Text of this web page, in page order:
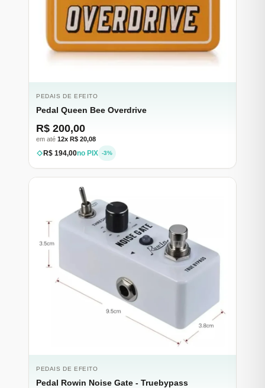
PEDAIS DE EFEITO
Pedal Queen Bee Overdrive
R$ 200,00
em até 12x R$ 20,08
R$ 194,00no PIX -3%
PEDAIS DE EFEITO
Pedal Rowin Noise Gate - Truebypass